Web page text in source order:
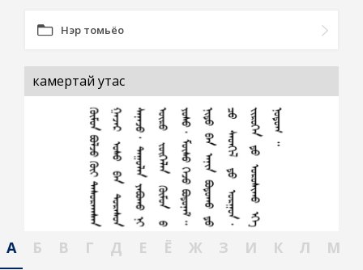
Нэр томьёо
камертай утас
А Б В Г Д Е Ё Ж З И К Л
М